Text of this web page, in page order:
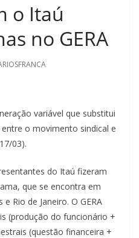
o Itaú
no GERA
variável que substitui
o movimento sindical e
03).
do Itaú fizeram
que se encontra em
Rio de Janeiro. O GERA
(produção do funcionário +
(questão financeira +